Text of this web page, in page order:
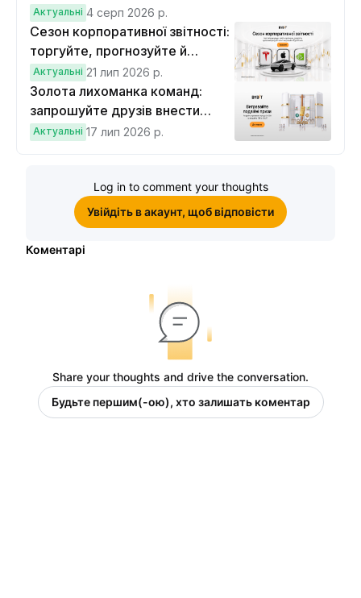
Актуальні 4 серп 2026 р.
Сезон корпоративної звітності:
торгуйте, прогнозуйте й
вигравайте Cybertruck
Актуальні 21 лип 2026 р.
Золота лихоманка команд:
запрошуйте друзів внести
депозит на $100 і торгувати на
Актуальні 17 лип 2026 р.
Log in to comment your thoughts
Увійдіть в акаунт, щоб відповісти
Коментарі
Share your thoughts and drive the conversation.
Будьте першим(-ою), хто залишать коментар